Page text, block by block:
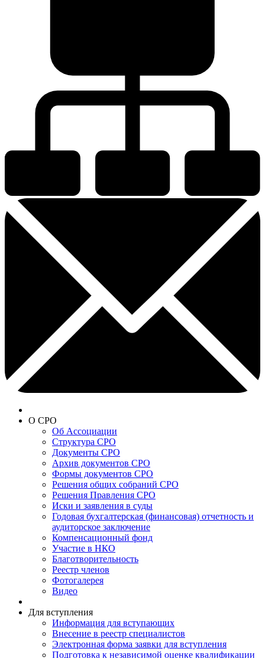
О СРО
Об Ассоциации
Структура СРО
Документы СРО
Архив документов СРО
Формы документов СРО
Решения общих собраний СРО
Решения Правления СРО
Иски и заявления в суды
Годовая бухгалтерская (финансовая) отчетность и
аудиторское заключение
Компенсационный фонд
Участие в НКО
Благотворительность
Реестр членов
Фотогалерея
Видео
Для вступления
Информация для вступающих
Внесение в реестр специалистов
Электронная форма заявки для вступления
Подготовка к независимой оценке квалификации